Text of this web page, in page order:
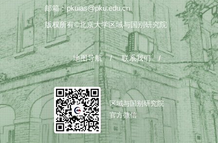
邮箱：pkuias@pku.edu.cn
版权所有©北京大学区域与国别研究院
地图导航 / 联系我们 /
区域与国别研究院
官方微信